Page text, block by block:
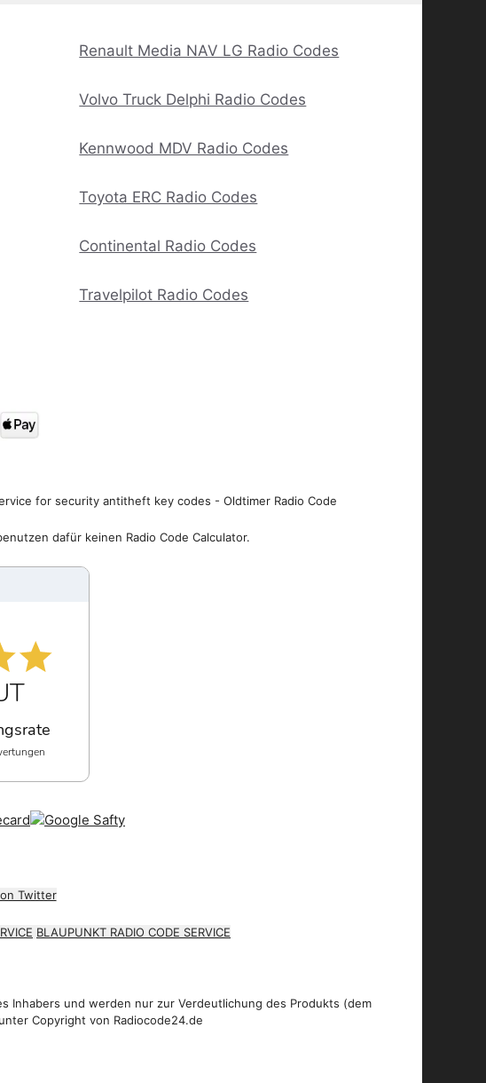
Renault Media NAV LG Radio Codes
Volvo Truck Delphi Radio Codes
Kennwood MDV Radio Codes
Toyota ERC Radio Codes
Continental Radio Codes
Travelpilot Radio Codes
for security antitheft key codes - Oldtimer Radio Code
dafür keinen Radio Code Calculator.
Twitter
BLAUPUNKT RADIO CODE SERVICE
Inhabers und werden nur zur Verdeutlichung des Produkts (dem
Copyright von Radiocode24.de